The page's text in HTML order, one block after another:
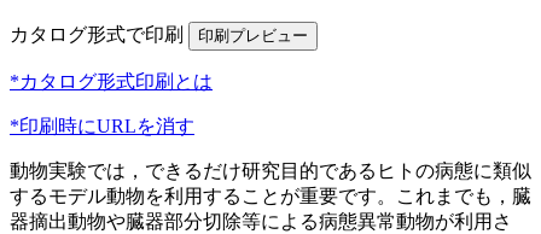
カタログ形式で印刷
*カタログ形式印刷とは
*印刷時にURLを消す
動物実験では，できるだけ研究目的であるヒトの病態に類似
するモデル動物を利用することが重要です。これまでも，臓
器摘出動物や臓器部分切除等による病態異常動物が利用さ